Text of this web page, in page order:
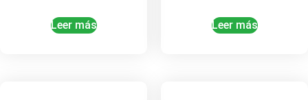
Leer más Leer más